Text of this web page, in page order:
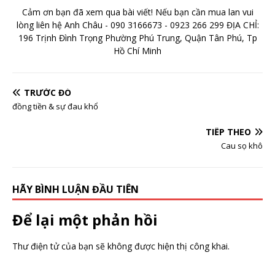
Cảm ơn bạn đã xem qua bài viết! Nếu bạn cần mua lan vui
lòng liên hệ Anh Châu - 090 3166673 - 0923 266 299 ĐỊA CHỈ:
196 Trịnh Đình Trọng Phường Phú Trung, Quận Tân Phú, Tp
Hồ Chí Minh
TRƯỚC ĐÓ
đồng tiền & sự đau khổ
TIẾP THEO
Cau sọ khô
HÃY BÌNH LUẬN ĐẦU TIÊN
Để lại một phản hồi
Thư điện tử của bạn sẽ không được hiện thị công khai.